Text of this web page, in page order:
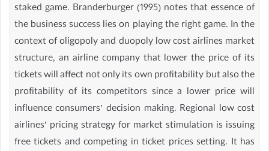
staked game. Branderburger (1995) notes that essence of
the business success lies on playing the right game. In the
context of oligopoly and duopoly low cost airlines market
structure, an airline company that lower the price of its
tickets will affect not only its own profitability but also the
profitability of its competitors since a lower price will
influence consumers’ decision making. Regional low cost
airlines’ pricing strategy for market stimulation is issuing
free tickets and competing in ticket prices setting. It has